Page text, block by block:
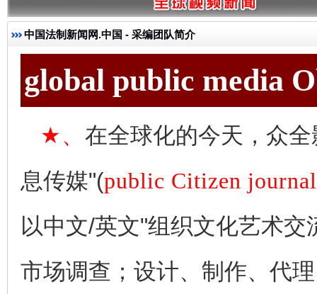
中国法制新闻网.中国 - 采编团队简介
global public media
★、 在全球化的今天，众
息传媒"(public Citizen
以中文/英文"组织文化艺术
市场调查；设计、制作、代